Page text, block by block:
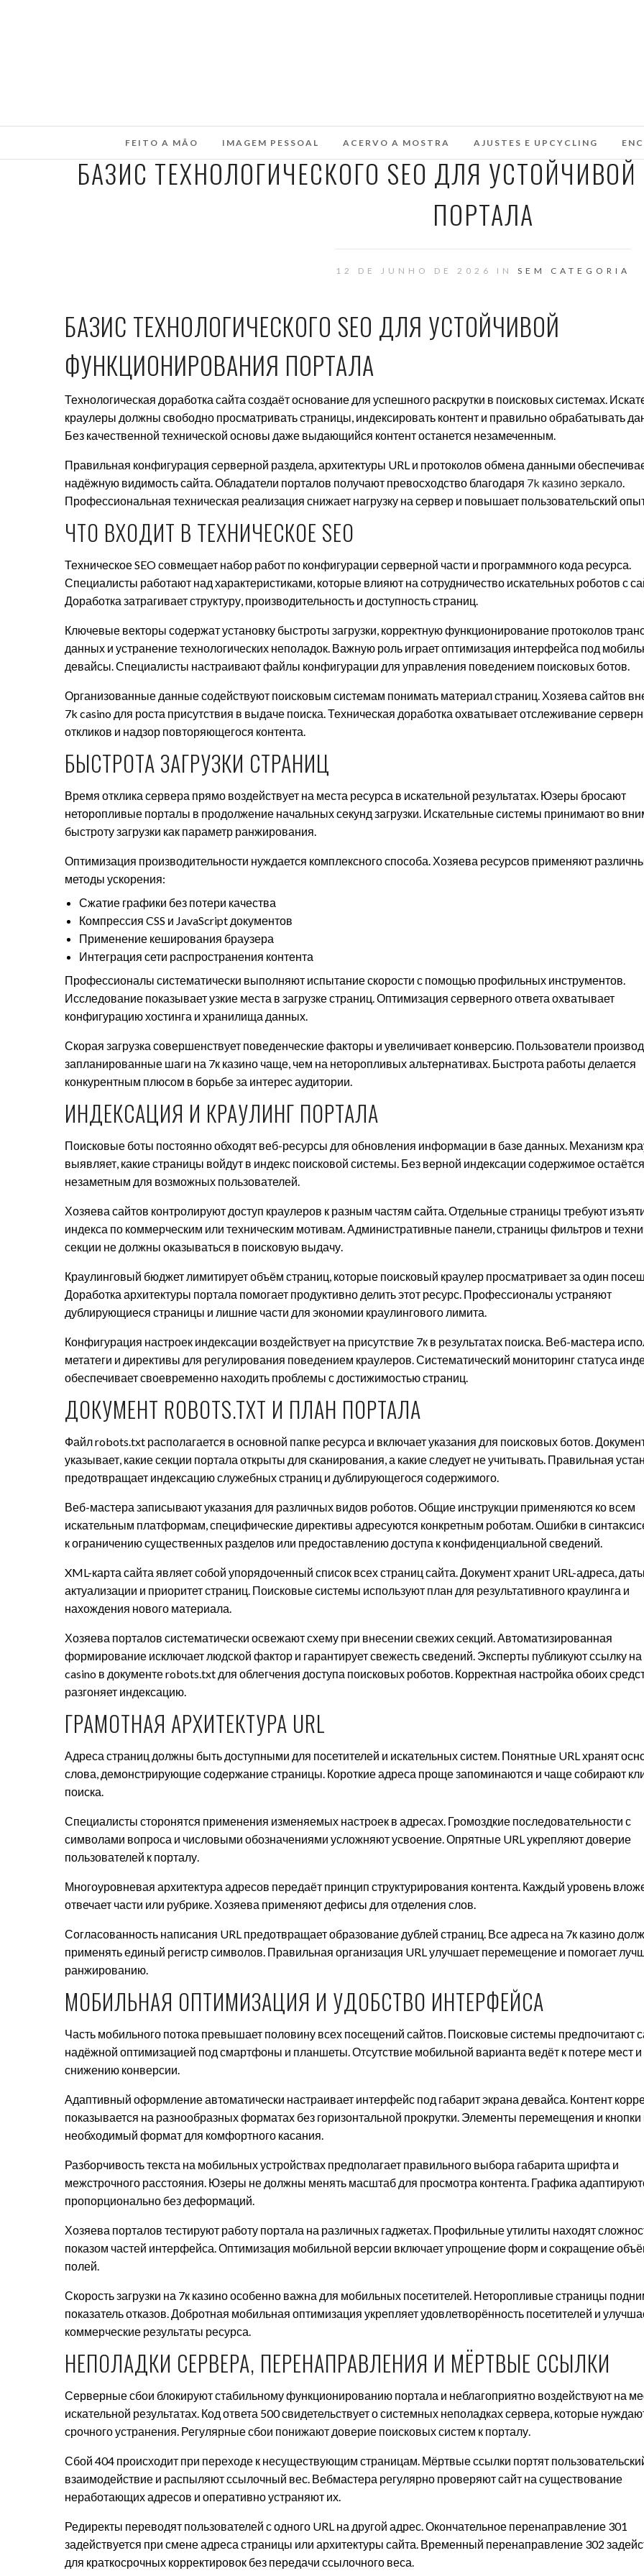
FEITO A MÃO IMAGEM PESSOAL ACERVO A MOSTRA AJUSTES E UPCYCLING
БАЗИС ТЕХНОЛОГИЧЕСКОГО SEO ДЛЯ
ПОРТАЛА
12 DE JUNHO DE 2026 IN SEM CATEGORIA
БАЗИС ТЕХНОЛОГИЧЕСКОГО SEO ДЛЯ УСТОЙЧИВОЙ
ФУНКЦИОНИРОВАНИЯ ПОРТАЛА
Технологическая доработка сайта создаёт основание для успешного раскрутки в поисковых системах.
краулеры должны свободно просматривать страницы, индексировать контент и правильно обрабатывать
Без качественной технической основы даже выдающийся контент останется незамеченным.
Правильная конфигурация серверной раздела, архитектуры URL и протоколов обмена данными
надёжную видимость сайта. Обладатели порталов получают превосходство благодаря 7k казино зеркало.
Профессиональная техническая реализация снижает нагрузку на сервер и повышает пользовательский
ЧТО ВХОДИТ В ТЕХНИЧЕСКОЕ SEO
Техническое SEO совмещает набор работ по конфигурации серверной части и программного кода ресурса.
Специалисты работают над характеристиками, которые влияют на сотрудничество искательных роботов с
Доработка затрагивает структуру, производительность и доступность страниц.
Ключевые векторы содержат установку быстроты загрузки, корректную функционирование протоколов
данных и устранение технологических неполадок. Важную роль играет оптимизация интерфейса под
девайсы. Специалисты настраивают файлы конфигурации для управления поведением поисковых ботов.
Организованные данные содействуют поисковым системам понимать материал страниц. Хозяева сайтов
7k casino для роста присутствия в выдаче поиска. Техническая доработка охватывает отслеживание
откликов и надзор повторяющегося контента.
БЫСТРОТА ЗАГРУЗКИ СТРАНИЦ
Время отклика сервера прямо воздействует на места ресурса в искательной результатах. Юзеры бросают
неторопливые порталы в продолжение начальных секунд загрузки. Искательные системы принимают во
быстроту загрузки как параметр ранжирования.
Оптимизация производительности нуждается комплексного способа. Хозяева ресурсов применяют
методы ускорения:
Сжатие графики без потери качества
Компрессия CSS и JavaScript документов
Применение кеширования браузера
Интеграция сети распространения контента
Профессионалы систематически выполняют испытание скорости с помощью профильных инструментов.
Исследование показывает узкие места в загрузке страниц. Оптимизация серверного ответа охватывает
конфигурацию хостинга и хранилища данных.
Скорая загрузка совершенствует поведенческие факторы и увеличивает конверсию. Пользователи
запланированные шаги на 7к казино чаще, чем на неторопливых альтернативах. Быстрота работы делается
конкурентным плюсом в борьбе за интерес аудитории.
ИНДЕКСАЦИЯ И КРАУЛИНГ ПОРТАЛА
Поисковые боты постоянно обходят веб-ресурсы для обновления информации в базе данных. Механизм
выявляет, какие страницы войдут в индекс поисковой системы. Без верной индексации содержимое остаётся
незаметным для возможных пользователей.
Хозяева сайтов контролируют доступ краулеров к разным частям сайта. Отдельные страницы требуют
индекса по коммерческим или техническим мотивам. Административные панели, страницы фильтров и
секции не должны оказываться в поисковую выдачу.
Краулинговый бюджет лимитирует объём страниц, которые поисковый краулер просматривает за один
Доработка архитектуры портала помогает продуктивно делить этот ресурс. Профессионалы устраняют
дублирующиеся страницы и лишние части для экономии краулингового лимита.
Конфигурация настроек индексации воздействует на присутствие 7к в результатах поиска. Веб-мастера
метатеги и директивы для регулирования поведением краулеров. Систематический мониторинг статуса
обеспечивает своевременно находить проблемы с достижимостью страниц.
ДОКУМЕНТ ROBOTS.TXT И ПЛАН ПОРТАЛА
Файл robots.txt располагается в основной папке ресурса и включает указания для поисковых ботов.
указывает, какие секции портала открыты для сканирования, а какие следует не учитывать. Правильная
предотвращает индексацию служебных страниц и дублирующегося содержимого.
Веб-мастера записывают указания для различных видов роботов. Общие инструкции применяются ко всем
искательным платформам, специфические директивы адресуются конкретным роботам. Ошибки в
к ограничению существенных разделов или предоставлению доступа к конфиденциальной сведений.
XML-карта сайта являет собой упорядоченный список всех страниц сайта. Документ хранит URL-адреса, даты
актуализации и приоритет страниц. Поисковые системы используют план для результативного краулинга и
нахождения нового материала.
Хозяева порталов систематически освежают схему при внесении свежих секций. Автоматизированная
формирование исключает людской фактор и гарантирует свежесть сведений. Эксперты публикуют ссылку на
casino в документе robots.txt для облегчения доступа поисковых роботов. Корректная настройка обоих
разгоняет индексацию.
ГРАМОТНАЯ АРХИТЕКТУРА URL
Адреса страниц должны быть доступными для посетителей и искательных систем. Понятные URL хранят
слова, демонстрирующие содержание страницы. Короткие адреса проще запоминаются и чаще собирают
поиска.
Специалисты сторонятся применения изменяемых настроек в адресах. Громоздкие последовательности с
символами вопроса и числовыми обозначениями усложняют усвоение. Опрятные URL укрепляют доверие
пользователей к порталу.
Многоуровневая архитектура адресов передаёт принцип структурирования контента. Каждый уровень
отвечает части или рубрике. Хозяева применяют дефисы для отделения слов.
Согласованность написания URL предотвращает образование дублей страниц. Все адреса на 7к казино
применять единый регистр символов. Правильная организация URL улучшает перемещение и помогает
ранжированию.
МОБИЛЬНАЯ ОПТИМИЗАЦИЯ И УДОБСТВО ИНТЕРФЕЙСА
Часть мобильного потока превышает половину всех посещений сайтов. Поисковые системы предпочитают
надёжной оптимизацией под смартфоны и планшеты. Отсутствие мобильной варианта ведёт к потере мест и
снижению конверсии.
Адаптивный оформление автоматически настраивает интерфейс под габарит экрана девайса. Контент
показывается на разнообразных форматах без горизонтальной прокрутки. Элементы перемещения и
необходимый формат для комфортного касания.
Разборчивость текста на мобильных устройствах предполагает правильного выбора габарита шрифта и
межстрочного расстояния. Юзеры не должны менять масштаб для просмотра контента. Графика
пропорционально без деформаций.
Хозяева порталов тестируют работу портала на различных гаджетах. Профильные утилиты находят
показом частей интерфейса. Оптимизация мобильной версии включает упрощение форм и сокращение
полей.
Скорость загрузки на 7к казино особенно важна для мобильных посетителей. Неторопливые страницы
показатель отказов. Добротная мобильная оптимизация укрепляет удовлетворённость посетителей и
коммерческие результаты ресурса.
НЕПОЛАДКИ СЕРВЕРА, ПЕРЕНАПРАВЛЕНИЯ И МЁРТВЫЕ ССЫЛКИ
Серверные сбои блокируют стабильному функционированию портала и неблагоприятно воздействуют на
искательной результатах. Код ответа 500 свидетельствует о системных неполадках сервера, которые
срочного устранения. Регулярные сбои понижают доверие поисковых систем к порталу.
Сбой 404 происходит при переходе к несуществующим страницам. Мёртвые ссылки портят
взаимодействие и распыляют ссылочный вес. Вебмастера регулярно проверяют сайт на существование
неработающих адресов и оперативно устраняют их.
Редиректы переводят пользователей с одного URL на другой адрес. Окончательное перенаправление 301
задействуется при смене адреса страницы или архитектуры сайта. Временный перенаправление 302
для краткосрочных корректировок без передачи ссылочного веса.